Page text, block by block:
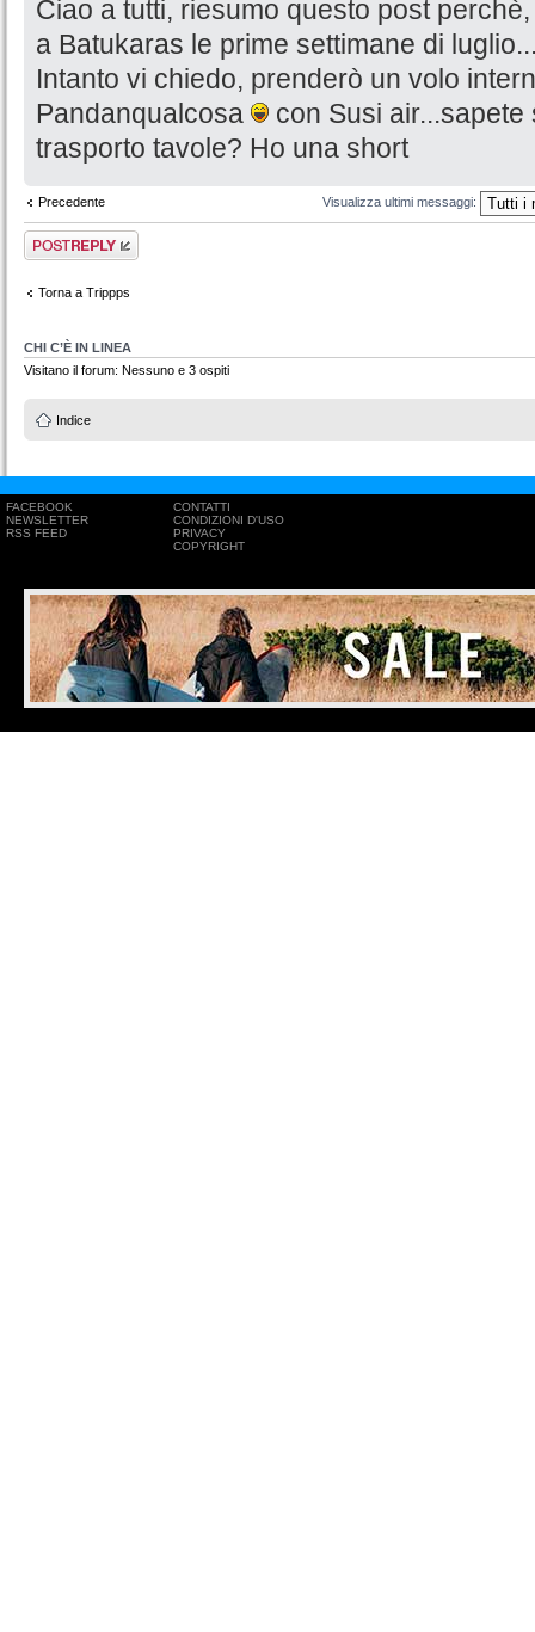
Ciao a tutti, riesumo questo post
a Batukaras le prime settimane di
Intanto vi chiedo, prenderò un volo
Pandanqualcosa
con Susi
trasporto tavole? Ho una short
Precedente Visualizza ultimi messaggi:
Rispondi al
messaggio
Torna a Trippps
CHI C’È IN LINEA
Visitano il forum: Nessuno e 3 ospiti
Indice
FACEBOOK
NEWSLETTER
RSS FEED
CONTATTI
CONDIZIONI D'USO
PRIVACY
COPYRIGHT